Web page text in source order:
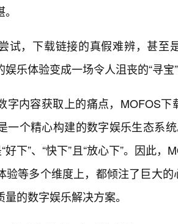
试，下载链接的真假难辨，甚至
乐体验变成一场令人沮丧的“寻宝”
字内容获取上的痛点，MOFOS
一个精心构建的数字娱乐生态系
好下”、“快下”且“放心下”。因此
验等多个维度上，都倾注了巨大
的数字娱乐解决方案。